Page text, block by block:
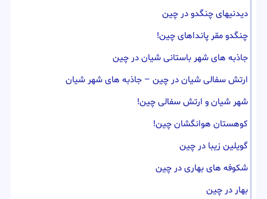
دیدنیهای چنگدو در چین
چنگدو مقر پانداهای چین!
جاذبه های شهر باستانی شیان در چین
ارتش سفالی شیان در چین – جاذبه های شهر شیان
شهر شیان و ارتش سفالی چین!
کوهستان هوانگشان چین!
گویلین زیبا در چین
شکوفه های بهاری در چین
بهار در چین